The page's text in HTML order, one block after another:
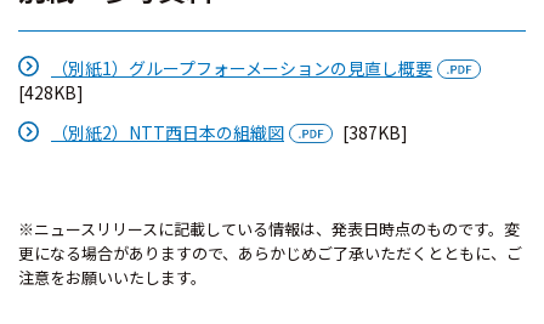
（別紙1）グループフォーメーションの見直し概要
[428KB]
（別紙2）NTT西日本の組織図
[387KB]
※ニュースリリースに記載している情報は、発表日時点のものです。変
更になる場合がありますので、あらかじめご了承いただくとともに、ご
注意をお願いいたします。